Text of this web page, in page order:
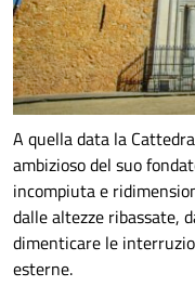
A quella data la
ambizioso del suo
incompiuta e
dalle altezze ribassate,
dimenticare le
esterne.